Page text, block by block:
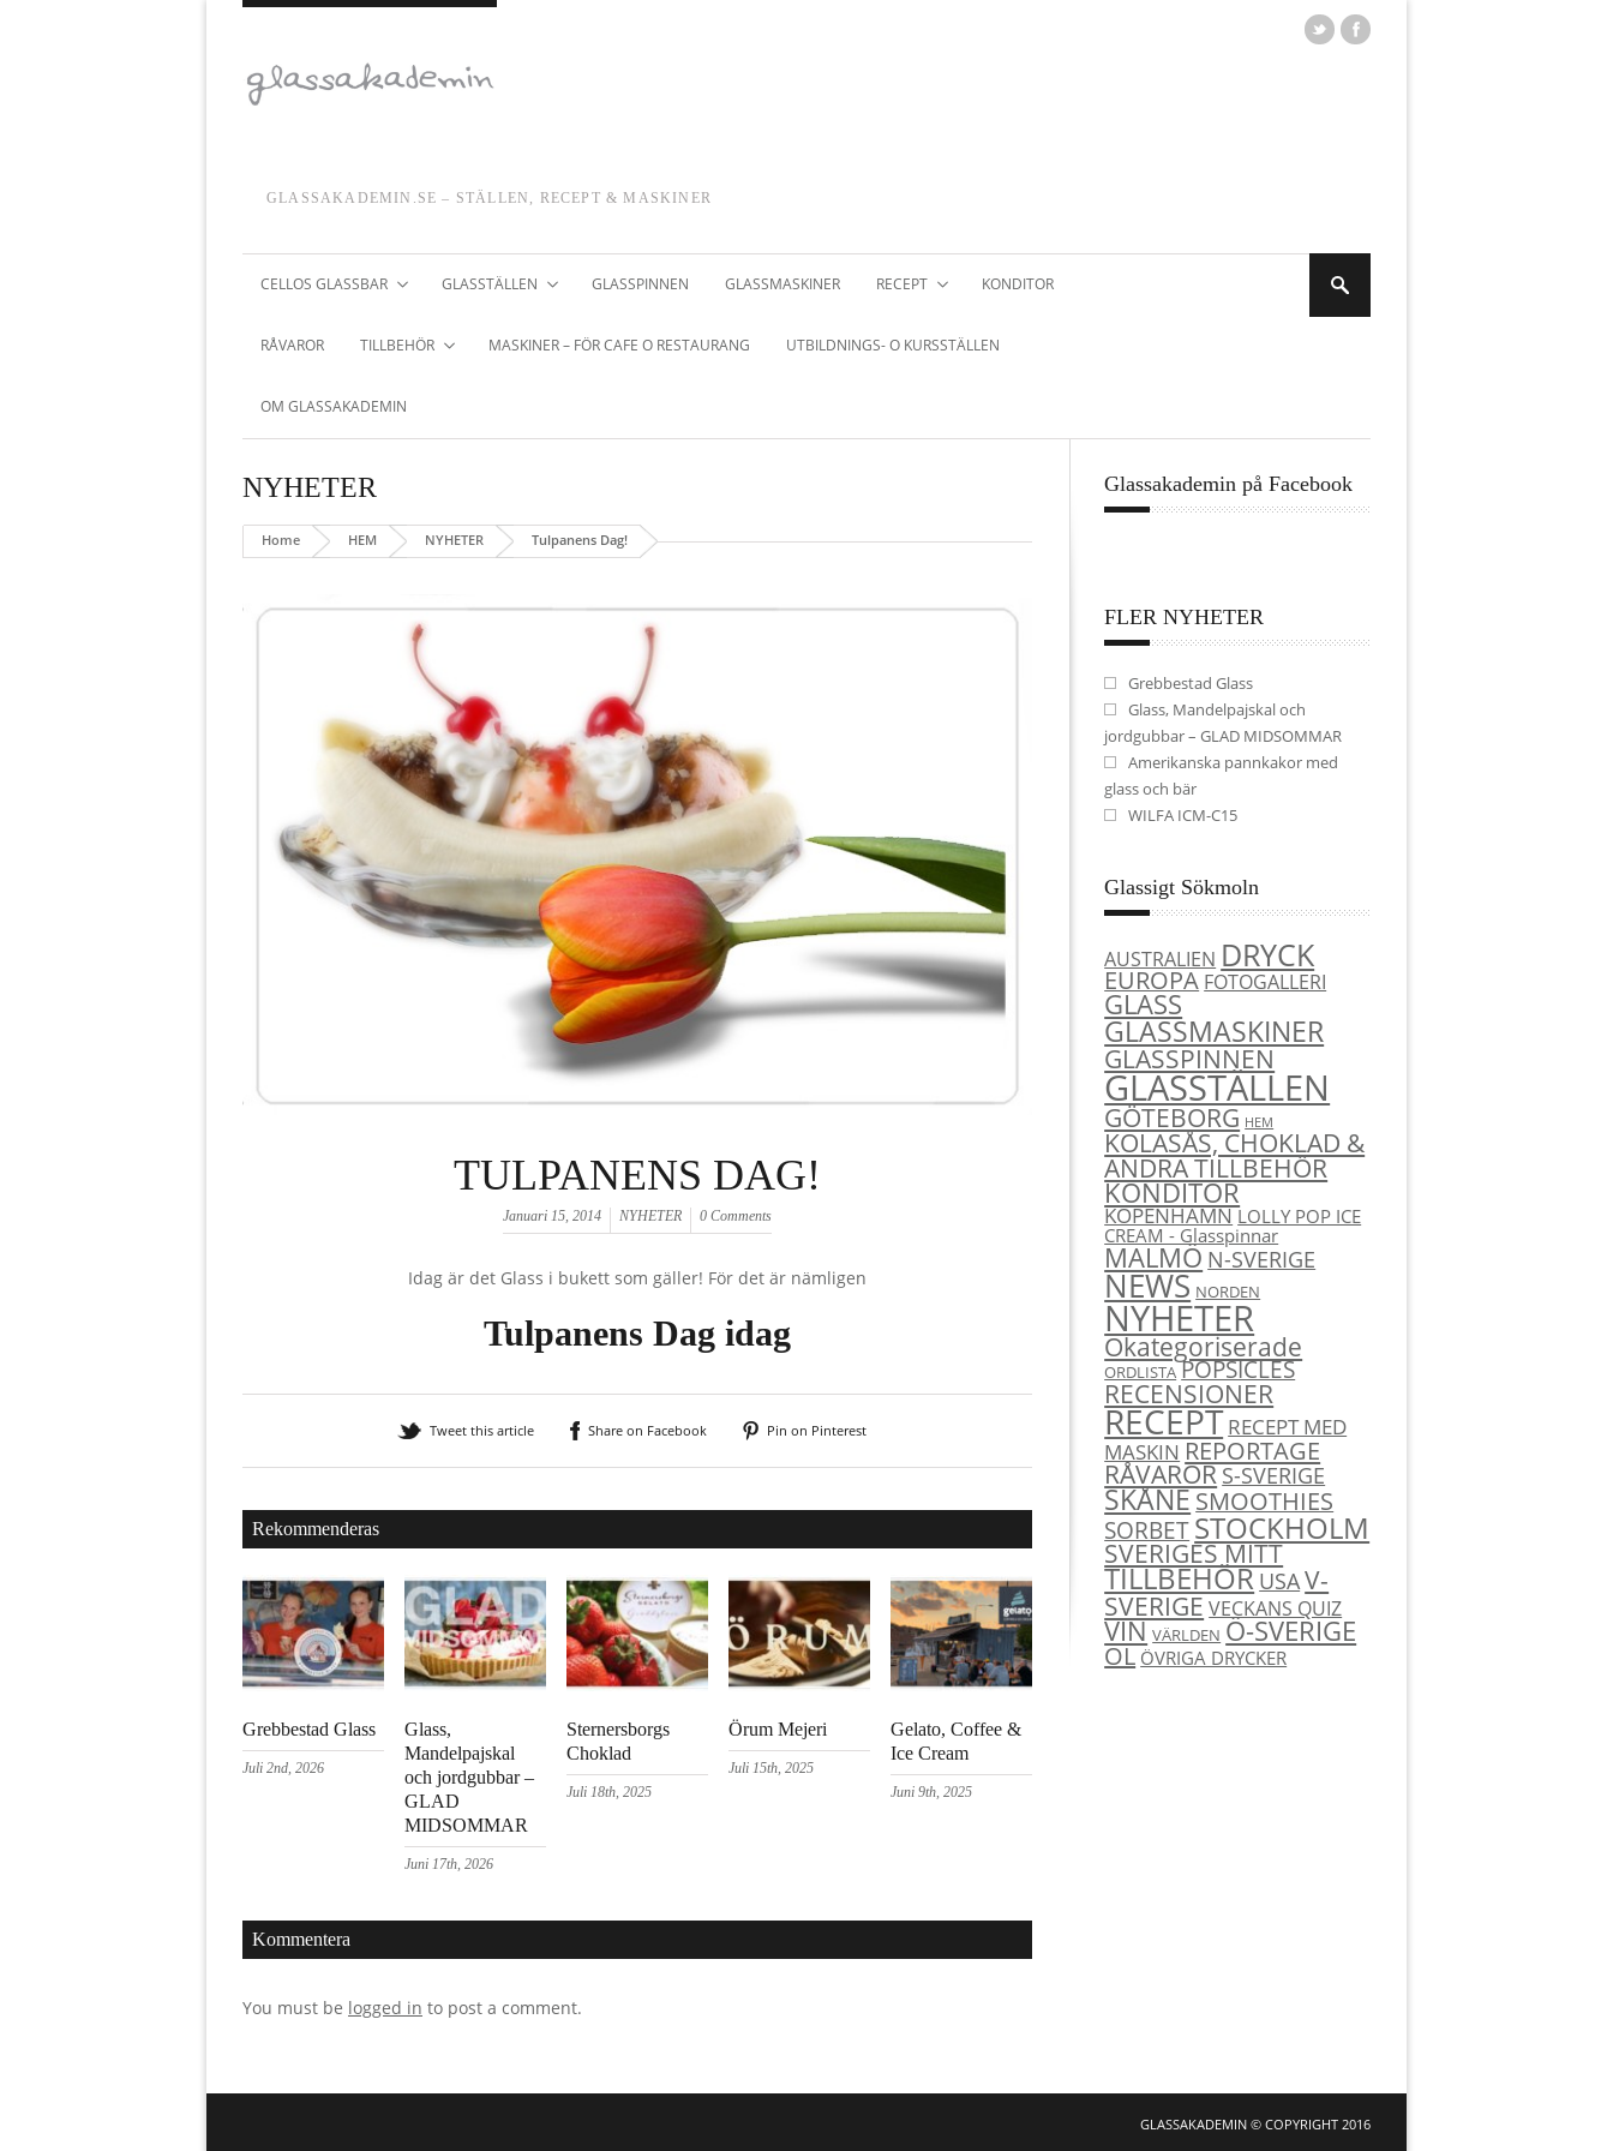
GLASSAKADEMIN.SE – STÄLLEN, RECEPT & MASKINER
CELLOS GLASSBAR GLASSTÄLLEN GLASSPINNEN GLASSMASKINER RECEPT KONDITOR
RÅVAROR TILLBEHÖR MASKINER – FÖR CAFE O RESTAURANG UTBILDNINGS- O KURSSTÄLLEN
OM GLASSAKADEMIN
NYHETER
Home HEM NYHETER Tulpanens Dag!
TULPANENS DAG!
Januari 15, 2014 NYHETER 0 Comments
Idag är det Glass i bukett som gäller! För det är nämligen
Tulpanens Dag idag
Tweet this article Share on Facebook Pin on Pinterest
Rekommenderas
Grebbestad Glass
Juli 2nd, 2026
Glass,
Mandelpajskal
och jordgubbar –
GLAD
MIDSOMMAR
Juni 17th, 2026
Sternersborgs
Choklad
Juli 18th, 2025
Örum Mejeri
Juli 15th, 2025
Gelato, Coffee &
Ice Cream
Juni 9th, 2025
Kommentera
You must be logged in to post a comment.
Glassakademin på Facebook
FLER NYHETER
Grebbestad Glass
Glass, Mandelpajskal och
jordgubbar – GLAD MIDSOMMAR
Amerikanska pannkakor med
glass och bär
WILFA ICM-C15
Glassigt Sökmoln
AUSTRALIEN DRYCK
EUROPA FOTOGALLERI
GLASS
GLASSMASKINER
GLASSPINNEN
GLASSTÄLLEN
GÖTEBORG HEM
KOLASÅS, CHOKLAD &
ANDRA TILLBEHÖR
KONDITOR
KÖPENHAMN LOLLY POP ICE
CREAM - Glasspinnar
MALMÖN-SVERIGE
NEWS NORDEN
NYHETER
Okategoriserade
ORDLISTA POPSICLES
RECENSIONER
RECEPT RECEPT MED
MASKIN REPORTAGE
RÅVARORS-SVERIGE
SKÅNESMOOTHIES
SORBETSTOCKHOLM
SVERIGES MITT
TILLBEHÖRUSAV-
SVERIGEVECKANS QUIZ
VIN VÄRLDEN Ö-SVERIGE
ÖL ÖVRIGA DRYCKER
GLASSAKADEMIN © COPYRIGHT 2016